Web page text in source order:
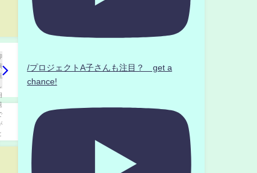
/プロジェクトA子さんも注目？ get a
chance!